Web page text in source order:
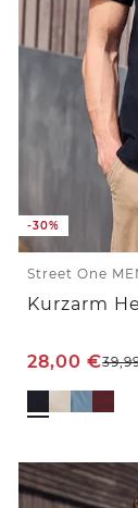
-30%
Street One
Kurzarm
28,00€